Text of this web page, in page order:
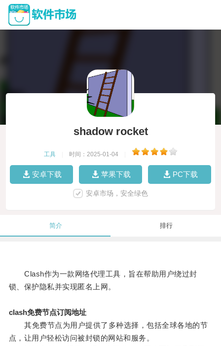
shadow rocket
工具 时间：2025-01-04
安卓下载 苹果下载 PC下载
安卓市场，安全绿色
简介 排行
Clash作为一款网络代理工具，旨在帮助用户绕过封
锁、保护隐私并实现匿名上网。
clash免费节点订阅地址
其免费节点为用户提供了多种选择，包括全球各地的节
点，让用户轻松访问被封锁的网站和服务。